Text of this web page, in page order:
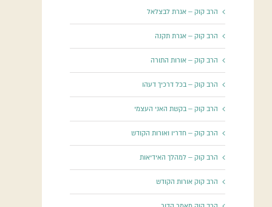
הרב קוק – אגרת לבצלאל
הרב קוק – אגרת תקנה
הרב קוק – אורות התורה
הרב קוק – בכל דרכיך דעהו
הרב קוק – בקשת האני העצמי
הרב קוק – חדריו ואורות הקודש
הרב קוק – למהלך האידיאות
הרב קוק אורות הקודש